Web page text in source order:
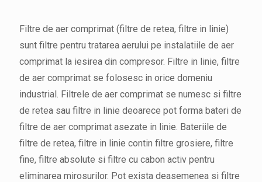
Filtre de aer comprimat (filtre de retea, filtre in linie)
sunt filtre pentru tratarea aerului pe instalatiile de aer
comprimat la iesirea din compresor. Filtre in linie, filtre
de aer comprimat se folosesc in orice domeniu
industrial. Filtrele de aer comprimat se numesc si filtre
de retea sau filtre in linie deoarece pot forma bateri de
filtre de aer comprimat asezate in linie. Bateriile de
filtre de retea, filtre in linie contin filtre grosiere, filtre
fine, filtre absolute si filtre cu cabon activ pentru
eliminarea mirosurilor. Pot exista deasemenea si filtre